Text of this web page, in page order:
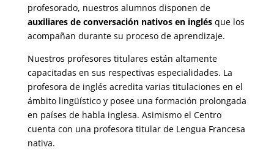
profesorado, nuestros alumnos disponen de
auxiliares de conversación nativos en inglésque los
acompañan durante su proceso de aprendizaje.
Nuestros profesores titulares están altamente
capacitadas en sus respectivas especialidades. La
profesora de inglés acredita varias titulaciones en el
ámbito lingüístico y posee una formación prolongada
en países de habla inglesa. Asimismo el Centro
cuenta con una profesora titular de Lengua Francesa
nativa.